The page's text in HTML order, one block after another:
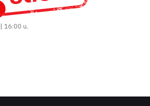
16:00 น.